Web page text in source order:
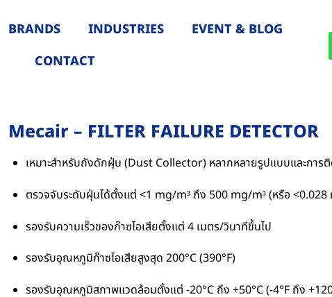
BRANDS INDUSTRIES
EVENT & BLOG
CONTACT
Mecair – FILTER FAILURE DETECTOR
เหมาะสำหรับถังดักฝุ่น (Dust Collector) หลากหลายรูปแบบและการ
ตรวจจับระดับฝุ่นได้ตั้งแต่ <1 mg/m³ ถึง 500 mg/m³ (หรือ
รองรับความเร็วของก๊าซไอเสียตั้งแต่ 4 เมตร/วินาทีขึ้นไป
รองรับอุณหภูมิก๊าซไอเสียสูงสุด 200°C (390°F)
รองรับอุณหภูมิสภาพแวดล้อมตั้งแต่ -20°C ถึง +50°C (-4°F ถึง